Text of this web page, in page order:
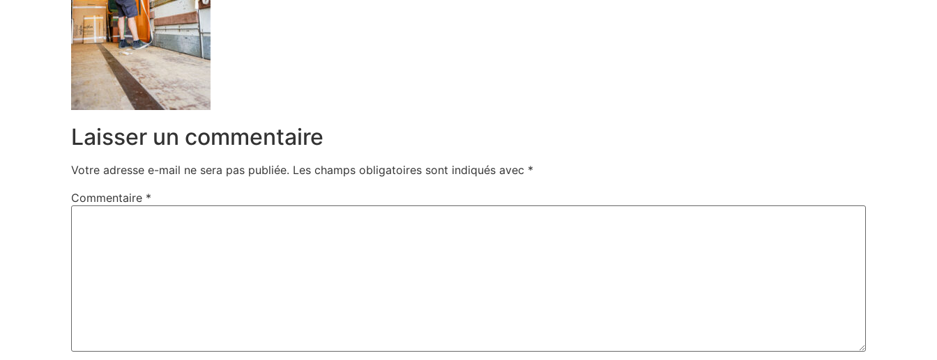
Laisser un commentaire
Votre adresse e-mail ne sera pas publiée. Les champs obligatoires sont indiqués avec *
Commentaire *